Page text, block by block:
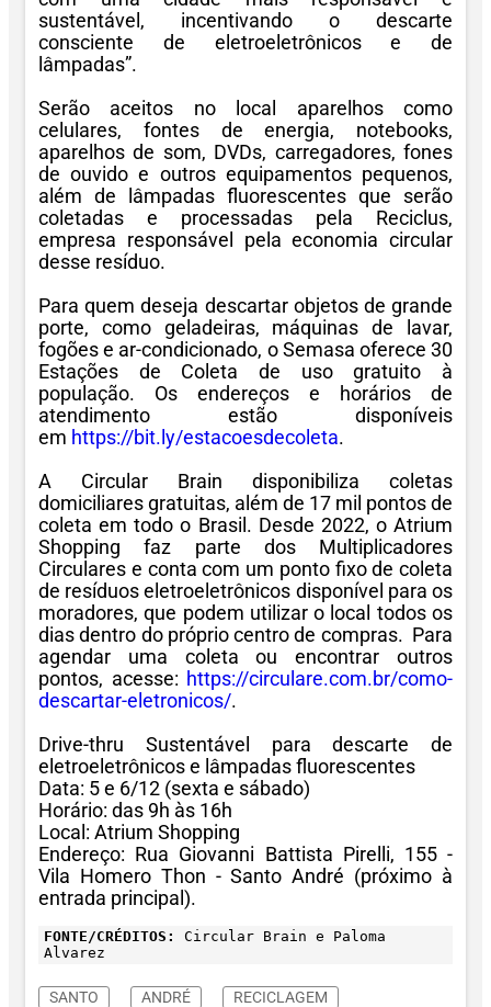
sustentável, incentivando o descarte
consciente de eletroeletrônicos e de
lâmpadas”.
Serão aceitos no local aparelhos como
celulares, fontes de energia, notebooks,
aparelhos de som, DVDs, carregadores, fones
de ouvido e outros equipamentos pequenos,
além de lâmpadas fluorescentes que serão
coletadas e processadas pela Reciclus,
empresa responsável pela economia circular
desse resíduo.
Para quem deseja descartar objetos de grande
porte, como geladeiras, máquinas de lavar,
fogões e ar-condicionado, o Semasa oferece 30
Estações de Coleta de uso gratuito à
população. Os endereços e horários de
atendimento estão disponíveis
em https://bit.ly/estacoesdecoleta.
A Circular Brain disponibiliza coletas
domiciliares gratuitas, além de 17 mil pontos de
coleta em todo o Brasil. Desde 2022, o Atrium
Shopping faz parte dos Multiplicadores
Circulares e conta com um ponto fixo de coleta
de resíduos eletroeletrônicos disponível para os
moradores, que podem utilizar o local todos os
dias dentro do próprio centro de compras. Para
agendar uma coleta ou encontrar outros
pontos, acesse: https://circulare.com.br/como-
descartar-eletronicos/.
Drive-thru Sustentável para descarte de
eletroeletrônicos e lâmpadas fluorescentes
Data: 5 e 6/12 (sexta e sábado)
Horário: das 9h às 16h
Local: Atrium Shopping
Endereço: Rua Giovanni Battista Pirelli, 155 -
Vila Homero Thon - Santo André (próximo à
entrada principal).
FONTE/CRÉDITOS:
Circular Brain e Paloma
Alvarez
SANTO ANDRÉ RECICLAGEM